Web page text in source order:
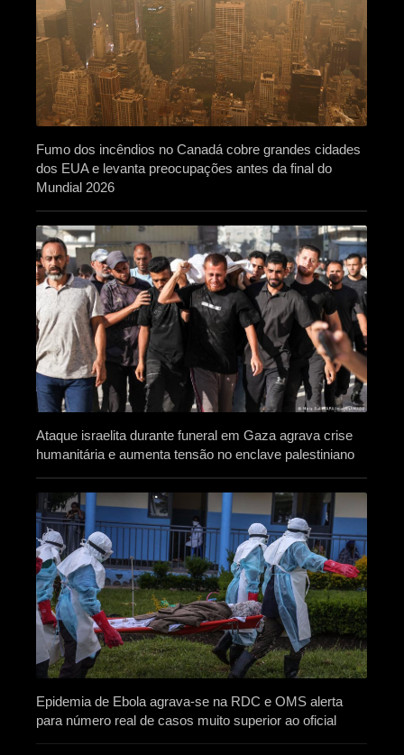
Fumo dos incêndios no Canadá cobre grandes cidades
dos EUA e levanta preocupações antes da final do
Mundial 2026
Ataque israelita durante funeral em Gaza agrava crise
humanitária e aumenta tensão no enclave palestiniano
Epidemia de Ebola agrava-se na RDC e OMS alerta
para número real de casos muito superior ao oficial